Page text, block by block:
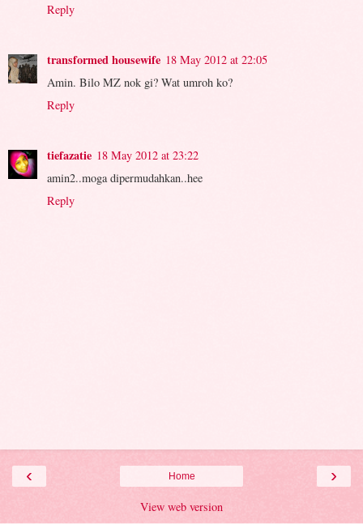
Reply
transformed housewife 18 May 2012 at 22:05
Amin. Bilo MZ nok gi? Wat umroh ko?
Reply
tiefazatie 18 May 2012 at 23:22
amin2..moga dipermudahkan..hee
Reply
‹ ›
Home
View web version